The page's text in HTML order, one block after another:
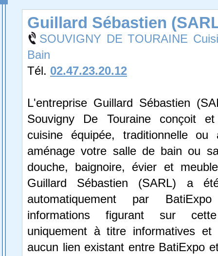
Guillard Sébastien
SOUVIGNY DE TOURAINE
Bain
Tél. 02.47.23.20.12
L'entreprise Guillard Sébastien
Souvigny De Touraine conçoit
cuisine équipée, traditionnelle ou
aménage votre salle de bain ou
douche, baignoire, évier et
Guillard Sébastien (SARL) a
automatiquement par
informations figurant sur
uniquement à titre informatives et
aucun lien existant entre BatiExpo